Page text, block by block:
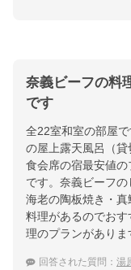
奈義ビーフの料
です
全22室和室の部屋
の屋上露天風呂（
食会席の宿最安値
です。奈義ビーフ
海老の陶板焼き・
料理があるのでお
理のプランがありま
回答された質問： 湯